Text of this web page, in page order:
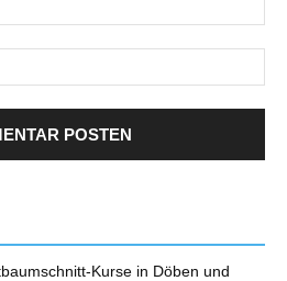
Kurse in Döben und